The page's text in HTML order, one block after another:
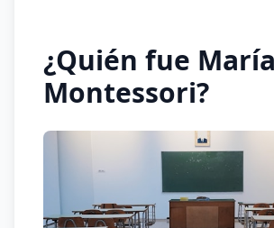
¿Quién fue María
Montessori?